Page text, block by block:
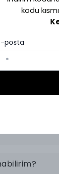
kodu
posta